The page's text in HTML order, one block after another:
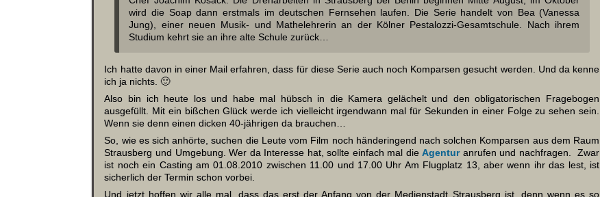
wird die Soap dann erstmals im deutschen Fernsehen laufen. Die Serie handelt von Bea (Vanessa
Jung), einer neuen Musik- und Mathelehrerin an der Kölner Pestalozzi-Gesamtschule. Nach ihrem
Studium kehrt sie an ihre alte Schule zurück…
Ich hatte davon in einer Mail erfahren, dass für diese Serie auch noch Komparsen gesucht werden. Und da kenne
ich ja nichts. 🙂
Also bin ich heute los und habe mal hübsch in die Kamera gelächelt und den obligatorischen Fragebogen
ausgefüllt. Mit ein bißchen Glück werde ich vielleicht irgendwann mal für Sekunden in einer Folge zu sehen sein.
Wenn sie denn einen dicken 40-jährigen da brauchen…
So, wie es sich anhörte, suchen die Leute vom Film noch händeringend nach solchen Komparsen aus dem Raum
Strausberg und Umgebung. Wer da Interesse hat, sollte einfach mal dieAgenturanrufen und nachfragen. Zwar
ist noch ein Casting am 01.08.2010 zwischen 11.00 und 17.00 Uhr Am Flugplatz 13, aber wenn ihr das lest, ist
sicherlich der Termin schon vorbei.
Und jetzt hoffen wir alle mal, dass das erst der Anfang von der Medienstadt Strausberg ist, denn wenn es so